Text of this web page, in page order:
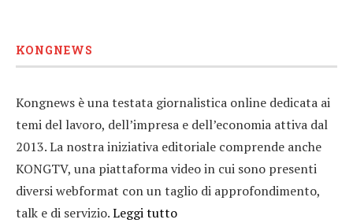
KONGNEWS
Kongnews è una testata giornalistica online dedicata ai
temi del lavoro, dell’impresa e dell’economia attiva dal
2013. La nostra iniziativa editoriale comprende anche
KONGTV, una piattaforma video in cui sono presenti
diversi webformat con un taglio di approfondimento,
talk e di servizio.Leggi tutto